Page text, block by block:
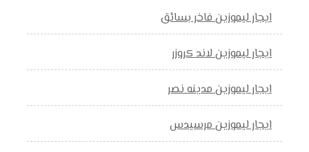
ايجار ليموزين فاخر بسائق
ايجار ليموزين لاند كروزر
ايجار ليموزين مدينه نصر
ايجار ليموزين مرسيدس